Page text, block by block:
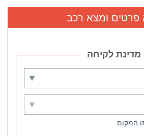
פרטים ומצא רכב
המקום